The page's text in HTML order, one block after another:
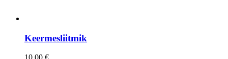
Keermesliitmik